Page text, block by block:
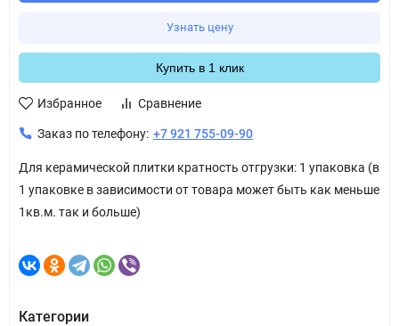
Узнать цену
Купить в 1 клик
Избранное Сравнение
Заказ по телефону: +7 921 755-09-90
Для керамической плитки кратность отгрузки: 1 упаковка (в
1 упаковке в зависимости от товара может быть как меньше
1кв.м. так и больше)
Категории